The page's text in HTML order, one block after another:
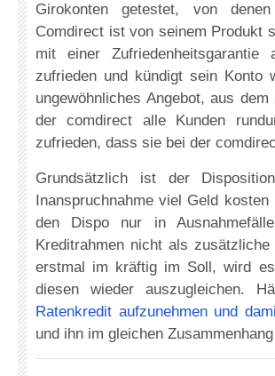
Girokonten getestet, von
Comdirect ist von seinem Produkt
mit einer
zufrieden und kündigt sein Konto
ungewöhnliches Angebot, aus
der comdirect alle Kunden
zufrieden, dass sie bei der
Grundsätzlich ist der
Inanspruchnahme viel Geld
den Dispo nur in
Kreditrahmen nicht als
erstmal im kräftig im Soll, wird
diesen wieder auszugleichen.
Ratenkredit aufzunehmen und
und ihn im gleichen